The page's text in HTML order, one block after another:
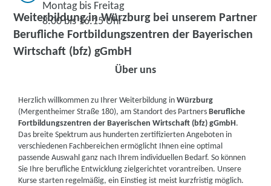
Weiterbildung in Würzburg bei unserem Partner
Berufliche Fortbildungszentren der Bayerischen
Wirtschaft (bfz) gGmbH
Montag bis Freitag
8.00 bis 16.15 Uhr
Über uns
Herzlich willkommen zu Ihrer Weiterbildung inWürzburg
(Mergentheimer Straße 180), am Standort des PartnersBerufliche
Fortbildungszentren der Bayerischen Wirtschaft (bfz) gGmbH.
Das breite Spektrum aus hunderten zertifizierten Angeboten in
verschiedenen Fachbereichen ermöglicht Ihnen eine optimal
passende Auswahl ganz nach Ihrem individuellen Bedarf. So können
Sie Ihre berufliche Entwicklung zielgerichtet vorantreiben. Unsere
Kurse starten regelmäßig, ein Einstieg ist meist kurzfristig möglich.